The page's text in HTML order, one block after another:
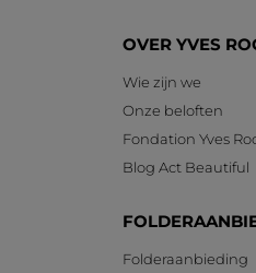
OVER YVES
Wie zijn we
Onze beloften
Fondation Yves
Blog Act Beautiful
Folderaanbieding